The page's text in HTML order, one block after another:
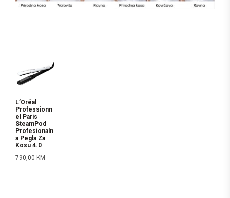
L’Oréal
Professionn
el Paris
SteamPod
Profesionaln
a Pegla Za
Kosu 4.0
790,00 KM